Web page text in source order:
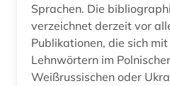
politik (2)
polnisch (5)
polnische ostgebiete (1)
Sprachen. Die
verzeichnet derzeit vor
Publikationen, die sich
Lehnwörtern im
Weißrussischen oder